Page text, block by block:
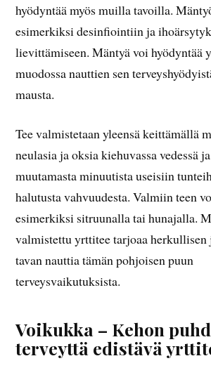
hyödyntää myös muilla tavoilla.
esimerkiksi desinfiointiin ja
lievittämiseen. Mäntyä voi hyödyntää
muodossa nauttien sen
mausta.
Tee valmistetaan yleensä keittämällä
neulasia ja oksia kiehuvassa vedessä
muutamasta minuutista useisiin
halutusta vahvuudesta. Valmiin teen
esimerkiksi sitruunalla tai hunajalla.
valmistettu yrttitee tarjoaa herkullisen
tavan nauttia tämän pohjoisen puun
terveysvaikutuksista.
Voikukka – Kehon
terveyttä edistävä